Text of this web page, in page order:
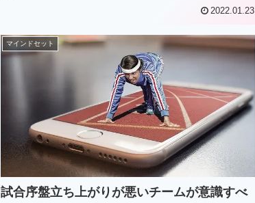
2022.01.23
マインドセット
試合序盤立ち上がりが悪いチームが意識すべ